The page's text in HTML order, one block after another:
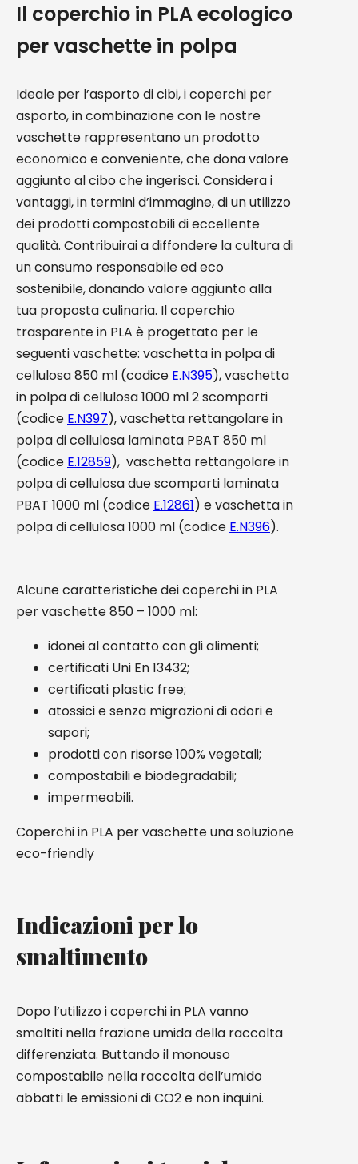
Il coperchio in PLA ecologico
per vaschette in polpa
Ideale per l’asporto di cibi, i coperchi per
asporto, in combinazione con le nostre
vaschette rappresentano un prodotto
economico e conveniente, che dona valore
aggiunto al cibo che ingerisci. Considera i
vantaggi, in termini d’immagine, di un utilizzo
dei prodotti compostabili di eccellente
qualità. Contribuirai a diffondere la cultura di
un consumo responsabile ed eco
sostenibile, donando valore aggiunto alla
tua proposta culinaria. Il coperchio
trasparente in PLA è progettato per le
seguenti vaschette: vaschetta in polpa di
cellulosa 850 ml (codice E.N395), vaschetta
in polpa di cellulosa 1000 ml 2 scomparti
(codice E.N397), vaschetta rettangolare in
polpa di cellulosa laminata PBAT 850 ml
(codice E.12859), vaschetta rettangolare in
polpa di cellulosa due scomparti laminata
PBAT 1000 ml (codice E.12861) e vaschetta in
polpa di cellulosa 1000 ml (codice E.N396).
Alcune caratteristiche dei coperchi in PLA
per vaschette 850 – 1000 ml:
idonei al contatto con gli alimenti;
certificati Uni En 13432;
certificati plastic free;
atossici e senza migrazioni di odori e
sapori;
prodotti con risorse 100% vegetali;
compostabili e biodegradabili;
impermeabili.
Coperchi in PLA per vaschette una soluzione
eco-friendly
Indicazioni per lo
smaltimento
Dopo l’utilizzo i coperchi in PLA vanno
smaltiti nella frazione umida della raccolta
differenziata. Buttando il monouso
compostabile nella raccolta dell’umido
abbatti le emissioni di CO2 e non inquini.